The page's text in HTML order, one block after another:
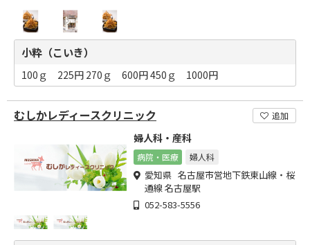
小粋（こいき）
100ｇ 225円 270ｇ 600円 450ｇ 1000円
むしかレディースクリニック 追加
婦人科・産科
病院・医療 婦人科
愛知県 名古屋市営地下鉄東山線・桜
通線 名古屋駅
052-583-5556